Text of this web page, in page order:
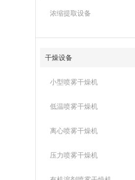
浓缩提取设备
干燥设备
小型喷雾干燥机
低温喷雾干燥机
离心喷雾干燥机
压力喷雾干燥机